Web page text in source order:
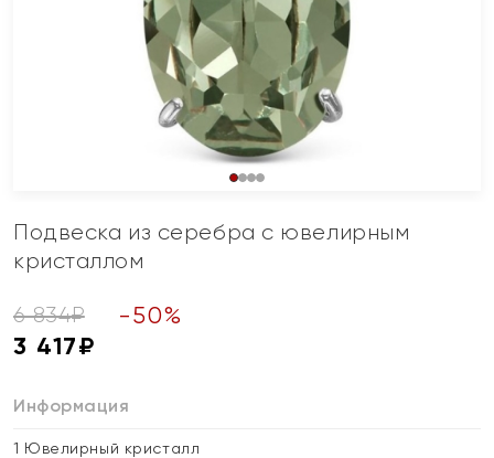
Подвеска из серебра с ювелирным
кристаллом
6 834₽ -50%
3 417₽
Информация
1 Ювелирный кристалл